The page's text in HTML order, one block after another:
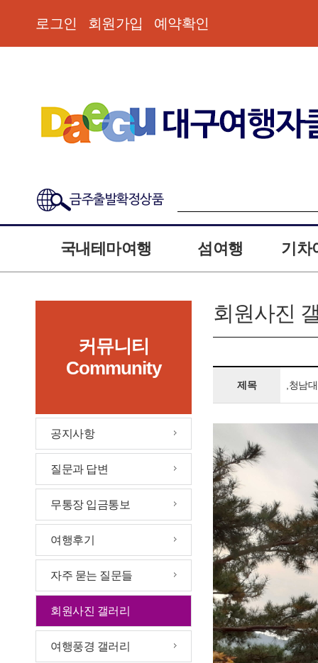
로그인 회원가입 예약확인
금주출발확정상품
국내테마여행 섬여행 기차
커뮤니티
Community
공지사항
질문과 답변
무통장 입금통보
여행후기
자주 묻는 질문들
회원사진 갤러리
여행풍경 갤러리
회원사진
제목 ,청남대